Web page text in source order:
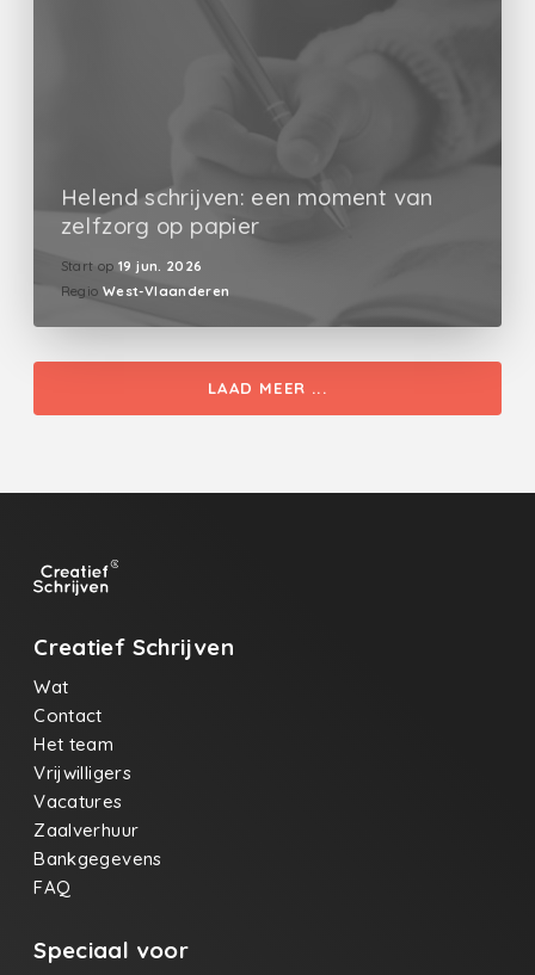
Helend schrijven: een moment van
zelfzorg op papier
Start op 19 jun. 2026
Regio West-Vlaanderen
LAAD MEER ...
Creatief Schrijven
Wat
Contact
Het team
Vrijwilligers
Vacatures
Zaalverhuur
Bankgegevens
FAQ
Speciaal voor